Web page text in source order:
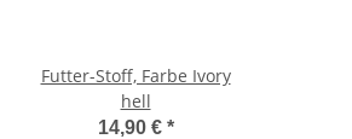
Futter-Stoff, Farbe Ivory
hell
14,90 € *